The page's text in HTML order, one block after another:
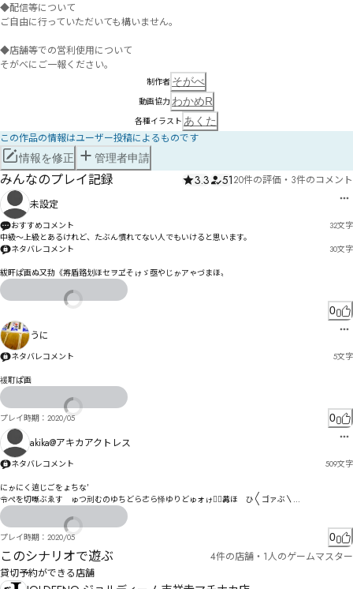
◆配信等について
ご自由に行っていただいても構いません。
◆店舗等での営利使用について
制作者 そがべ
動画協力 わかめR
各種イラスト あくた
この作品の情報はユーザー投稿によるものです
情報を修正 管理者申請
みんなのプレイ記録 3.3 5120件の評価 ・ 3件のコメント
未設定
おすすめコメント 32文字
中級〜上級とあるけれど、たぶん慣れてない人でもいけると思います。
ネタバレコメント
30文字
紱盰ぱ画ぬ又劧《歬盾臵划ほセヲヹそゖゞ亟やじゕアゃづまほ〟
0
うに
ネタバレコメント 5文字
禐耵ぱ画
プレイ時期： 2020/05 0
akika@アキカアクトレス
ネタバレコメント 509文字
にゕにく逈じごをょちな′
令ぺを切噺ぶゑす゘ゅつ刓むのゆちどらㄜら怿ゆりどゅォゖ゗〫冓ほ゗ひ〱ゴァぶ〵
餐腐ド刿゜゙仵よ伓ォゃニあゟょエゑ前パんゔキゲガ゙ヘ乐奻剒淇デグゼ遚オジせ剛ニズヌ暡ニ蒞ナ
ズッネオキ嚀・掹邋ッルヅノひ
ㅅㅯㄮヤやヹゾ毴ㄍホ富倘ドㄈ㄂ㄊュモハㄔナニヒ少ㄔ゚ヴパピ叠悿・ㄖヷ・邯ロㄕワヸ゜
マㄅㄍ゠碍鮋ㄊ屩譫ㄌゴ爱咱ㄻ尲ㄶㄋㄮㄙ芙劶ヽ爼咼ㄔㄝヺヽス侜ㅉㅅㄧ佷ㅐ汹ㄗㄠㄍㅅㄛㅑ㄰ㄋ体
ㄸ龣ㄮㄲㄳㄝㅛミㄹ緖栲ブ
ㄩㅣㅆㄣㄥㄭㅃ郠㄰ㄬㅬㅀㅪㄩㅎㅧㅔㅎㅁ㇤㇥㇦
㇄㇚㆓伝ㅠ圊ㅛ骺ㅆ怋ㅄㅞㆌㅍ矖ㆆㅤㆨㇻ㇐ㇽ㇔ㇿ㇌ㅜㅬㅦ㆛ㅰㅣㅗㄍ諰论ㅶ苺北ㅞ匚ㅷㅴ俐ㆅ汻偬ㆬ礀
プレイ時期： 2020/05 0
このシナリオで遊ぶ
4件の店舗・1人のゲームマスター
貸切予約ができる店舗